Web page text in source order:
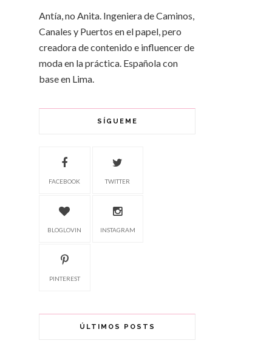
Antía, no Anita. Ingeniera de Caminos,
Canales y Puertos en el papel, pero
creadora de contenido e influencer de
moda en la práctica. Española con
base en Lima.
SÍGUEME
FACEBOOK TWITTER
BLOGLOVIN INSTAGRAM
PINTEREST
ÚLTIMOS POSTS